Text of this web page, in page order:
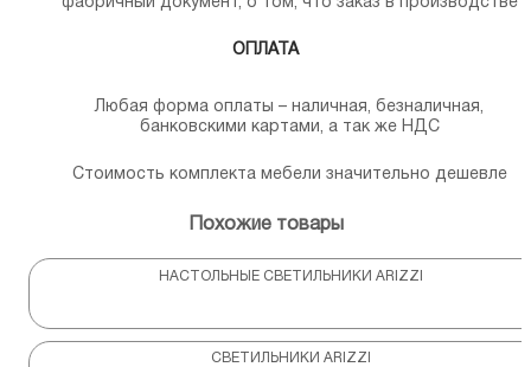
ОПЛАТА
Любая форма оплаты – наличная, безналичная,
банковскими картами, а так же НДС
Стоимость комплекта мебели значительно дешевле
Похожие товары
НАСТОЛЬНЫЕ СВЕТИЛЬНИКИ ARIZZI
СВЕТИЛЬНИКИ ARIZZI